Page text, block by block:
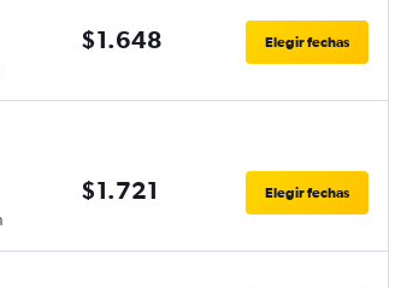
$1.648 Elegir fechas
$1.721 Elegir fechas